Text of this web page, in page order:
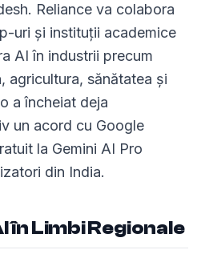
Reliance va colabora
uri și instituții academice
AI în industrii precum
agricultura, sănătatea și
a încheiat deja
un acord cu Google
la Gemini AI Pro
din India.
în Limbi Regionale